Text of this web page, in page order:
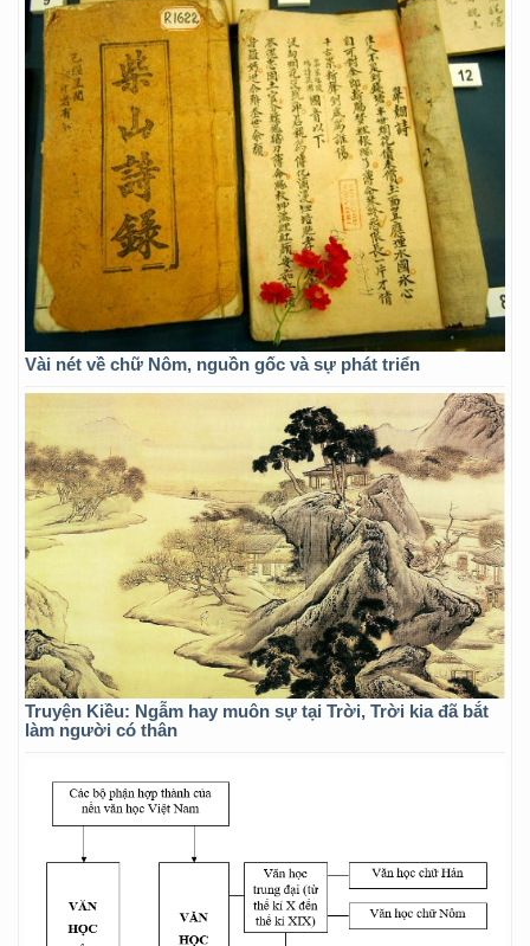
Vài nét về chữ Nôm, nguồn gốc và sự phát triển
Truyện Kiều: Ngẫm hay muôn sự tại Trời, Trời kia đã bắt
làm người có thân